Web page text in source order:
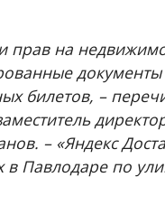
прав на
билетов, –
– «Яндекс
в Павлодаре по